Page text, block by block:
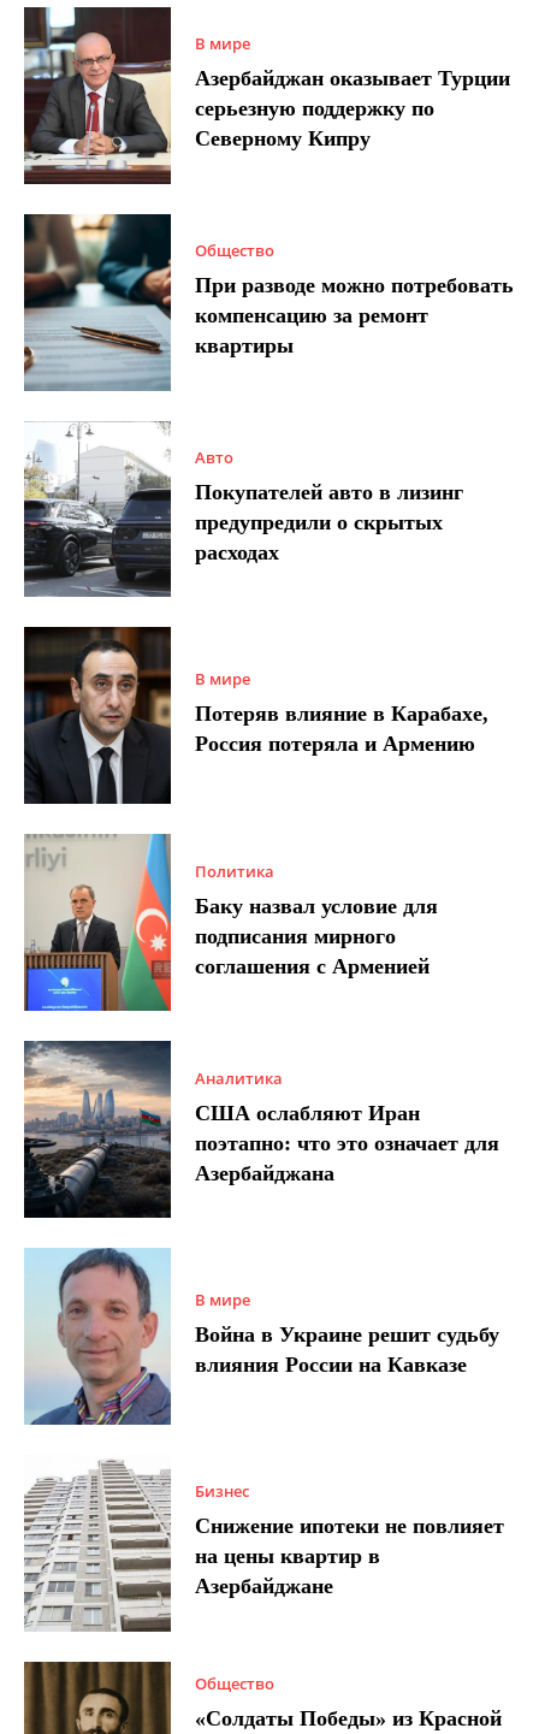
В мире
Азербайджан оказывает Турции
серьезную поддержку по
Северному Кипру
Общество
При разводе можно потребовать
компенсацию за ремонт
квартиры
Авто
Покупателей авто в лизинг
предупредили о скрытых
расходах
В мире
Потеряв влияние в Карабахе,
Россия потеряла и Армению
Политика
Баку назвал условие для
подписания мирного
соглашения с Арменией
Аналитика
США ослабляют Иран
поэтапно: что это означает для
Азербайджана
В мире
Война в Украине решит судьбу
влияния России на Кавказе
Бизнес
Снижение ипотеки не повлияет
на цены квартир в
Азербайджане
Общество
«Солдаты Победы» из Красной